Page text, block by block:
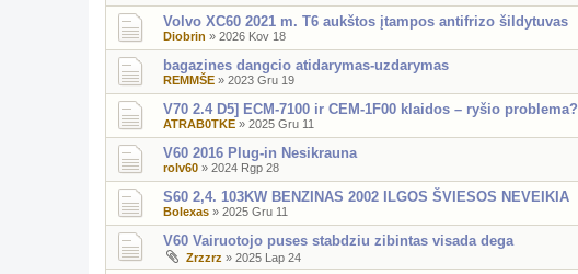
Volvo XC60 2021 m. T6 aukštos įtampos antifrizo šildytuvas
Diobrin » 2026 Kov 18
bagazines dangcio atidarymas-uzdarymas
REMMŠE » 2023 Gru 19
V70 2.4 D5] ECM-7100 ir CEM-1F00 klaidos – ryšio problema?
ATRAB0TKE » 2025 Gru 11
V60 2016 Plug-in Nesikrauna
rolv60 » 2024 Rgp 28
S60 2,4. 103KW BENZINAS 2002 ILGOS ŠVIESOS NEVEIKIA
Bolexas » 2025 Gru 11
V60 Vairuotojo puses stabdziu zibintas visada dega
Zrzzrz » 2025 Lap 24